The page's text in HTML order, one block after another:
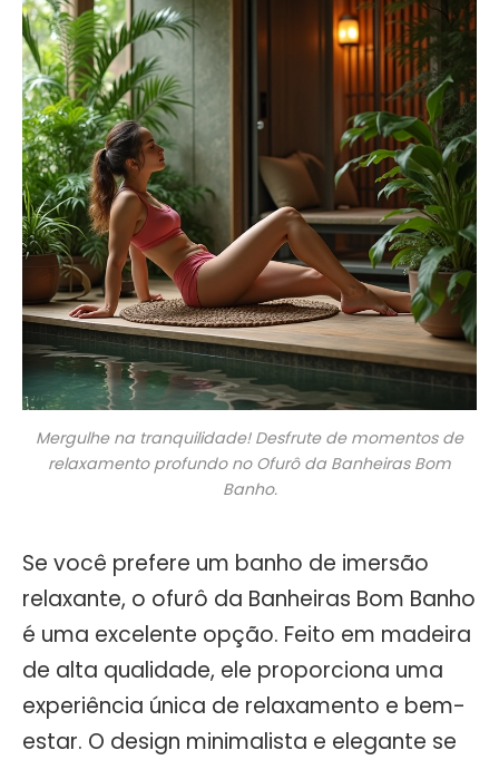
Mergulhe na tranquilidade! Desfrute de momentos de
relaxamento profundo no Ofurô da Banheiras Bom
Banho.
Se você prefere um banho de imersão
relaxante, o ofurô da Banheiras Bom Banho
é uma excelente opção. Feito em madeira
de alta qualidade, ele proporciona uma
experiência única de relaxamento e bem-
estar. O design minimalista e elegante se